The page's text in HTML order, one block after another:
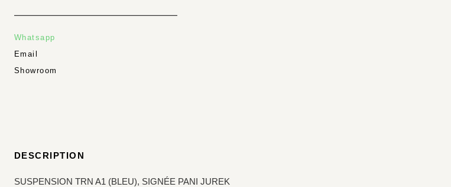
Whatsapp
Email
Showroom
DESCRIPTION
SUSPENSION TRN A1 (BLEU), SIGNÉE PANI JUREK